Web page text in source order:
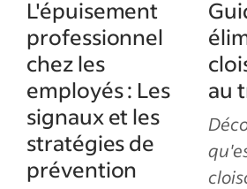
L'épuisement
professionnel
chez les
employés : Les
signaux et les
stratégies de
prévention
au